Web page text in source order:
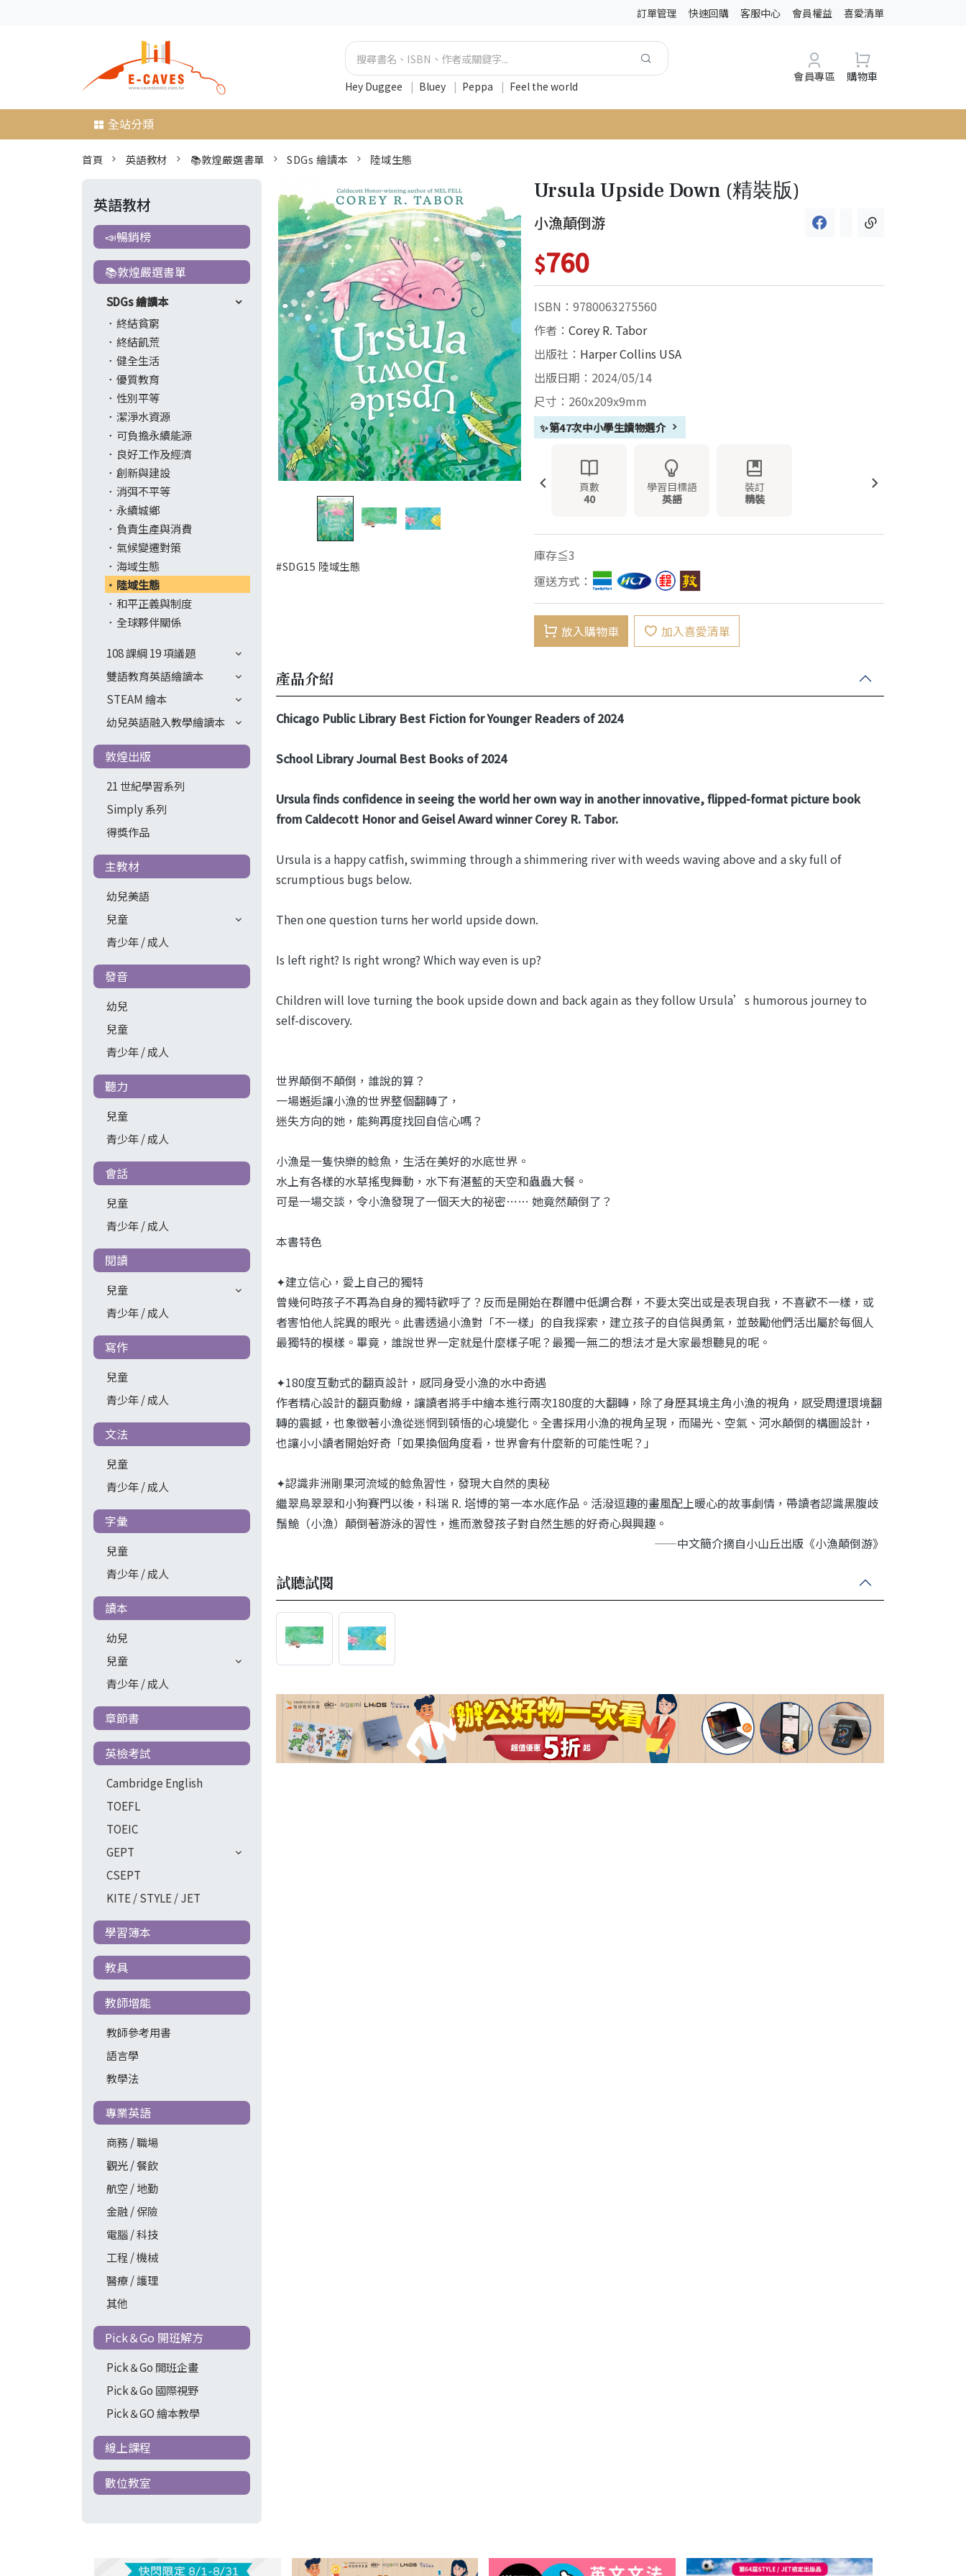
訂單管理 快速回購 客服中心 會員權益 喜愛清單
Hey Duggee | Bluey | Peppa | Feel the world
會員專區 購物車
全站分類
首頁 英語教材 📚敦煌嚴選書單 SDGs 繪讀本 陸域生態
英語教材
📣暢銷榜
📚敦煌嚴選書單
SDGs 繪讀本
終結貧窮
終結飢荒
健全生活
優質教育
性別平等
潔淨水資源
可負擔永續能源
良好工作及經濟
創新與建設
消弭不平等
永續城鄉
負責生產與消費
氣候變遷對策
海域生態
陸域生態
和平正義與制度
全球夥伴關係
108 課綱 19 項議題
雙語教育英語繪讀本
STEAM 繪本
幼兒英語融入教學繪讀本
敦煌出版
21 世紀學習系列
Simply 系列
得獎作品
主教材
幼兒美語
兒童
青少年 / 成人
發音
幼兒
兒童
青少年 / 成人
聽力
兒童
青少年 / 成人
會話
兒童
青少年 / 成人
閱讀
兒童
青少年 / 成人
寫作
兒童
青少年 / 成人
文法
兒童
青少年 / 成人
字彙
兒童
青少年 / 成人
讀本
幼兒
兒童
青少年 / 成人
章節書
英檢考試
Cambridge English
TOEFL
TOEIC
GEPT
CSEPT
KITE / STYLE / JET
學習簿本
教具
教師增能
教師參考用書
語言學
教學法
專業英語
商務 / 職場
觀光 / 餐飲
航空 / 地勤
金融 / 保險
電腦 / 科技
工程 / 機械
醫療 / 護理
其他
Pick＆Go 開班解方
Pick＆Go 開班企畫
Pick＆Go 國際視野
Pick＆GO 繪本教學
線上課程
數位教室
#SDG15 陸域生態
Ursula Upside Down (精裝版)
小漁顛倒游
$760
ISBN：9780063275560
作者：Corey R. Tabor
出版社： Harper Collins USA
出版日期：2024/05/14
尺寸：260x209x9mm
✨第47次中小學生讀物選介
頁數
40
學習目標語
英語
裝訂
精裝
庫存≦3
運送方式：
放入購物車 加入喜愛清單
產品介紹
Chicago Public Library Best Fiction for Younger Readers of 2024
School Library Journal Best Books of 2024
Ursula finds confidence in seeing the world her own way in another innovative, flipped-format picture book
from Caldecott Honor and Geisel Award winner Corey R. Tabor.
Ursula is a happy catfish, swimming through a shimmering river with weeds waving above and a sky full of
scrumptious bugs below.
Then one question turns her world upside down.
Is left right? Is right wrong? Which way even is up?
Children will love turning the book upside down and back again as they follow Ursula’s humorous journey to
self-discovery.
世界顛倒不顛倒，誰說的算？
一場邂逅讓小漁的世界整個翻轉了，
迷失方向的她，能夠再度找回自信心嗎？
小漁是一隻快樂的鯰魚，生活在美好的水底世界。
水上有各樣的水草搖曳舞動，水下有湛藍的天空和蟲蟲大餐。
可是一場交談，令小漁發現了一個天大的祕密…… 她竟然顛倒了？
本書特色
✦建立信心，愛上自己的獨特
曾幾何時孩子不再為自身的獨特歡呼了？反而是開始在群體中低調合群，不要太突出或是表現自我，不喜歡不一樣，或
者害怕他人詫異的眼光。此書透過小漁對「不一樣」的自我探索，建立孩子的自信與勇氣，並鼓勵他們活出屬於每個人
最獨特的模樣。畢竟，誰說世界一定就是什麼樣子呢？最獨一無二的想法才是大家最想聽見的呢。
✦180度互動式的翻頁設計，感同身受小漁的水中奇遇
作者精心設計的翻頁動線，讓讀者將手中繪本進行兩次180度的大翻轉，除了身歷其境主角小漁的視角，感受周遭環境翻
轉的震撼，也象徵著小漁從迷惘到頓悟的心境變化。全書採用小漁的視角呈現，而陽光、空氣、河水顛倒的構圖設計，
也讓小小讀者開始好奇「如果換個角度看，世界會有什麼新的可能性呢？」
✦認識非洲剛果河流域的鯰魚習性，發現大自然的奧秘
繼翠鳥翠翠和小狗賽門以後，科瑞 R. 塔博的第一本水底作品。活潑逗趣的畫風配上暖心的故事劇情，帶讀者認識黑腹歧
鬚鮠（小漁）顛倒著游泳的習性，進而激發孩子對自然生態的好奇心與興趣。
——中文簡介摘自小山丘出版《小漁顛倒游》
試聽試閱